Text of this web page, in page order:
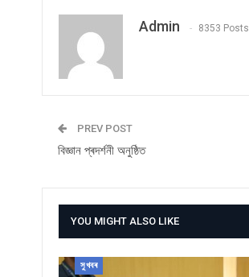
Admin 8353 Posts
PREV POST
বিজ্ঞান প্ৰদৰ্শনী অনুষ্ঠিত
YOU MIGHT ALSO LIKE
সুখবৰ